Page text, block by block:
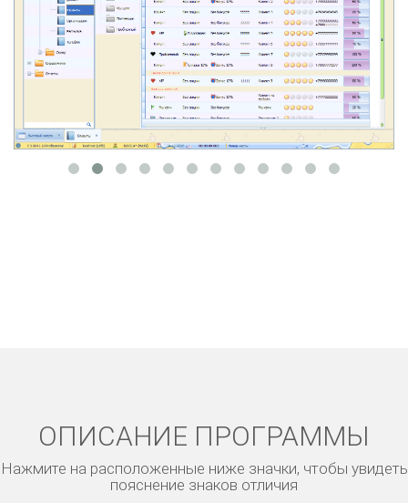
ОПИСАНИЕ ПРОГРАММЫ
Нажмите на расположенные ниже значки, чтобы увидеть
пояснение знаков отличия